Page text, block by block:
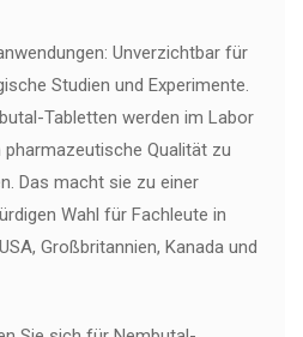
Unverzichtbar für
Studien und Experimente.
Tabletten werden im Labor
Qualität zu
Das macht sie zu einer
Wahl für Fachleute in
Großbritannien, Kanada und